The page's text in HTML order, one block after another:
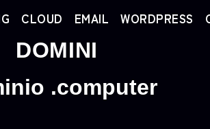
CLOUD EMAIL WORDPRESS
DOMINI
.computer